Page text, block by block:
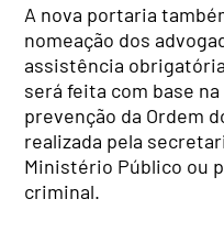
A nova portaria
nomeação dos
assistência
será feita com base
prevenção da Ordem
realizada pela
Ministério Público ou
criminal.